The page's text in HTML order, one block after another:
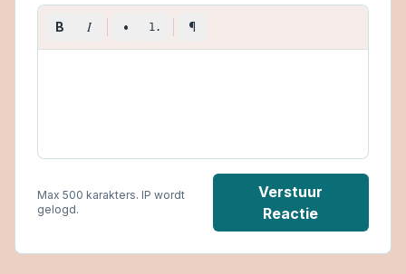
B I • 1. ¶
Max 500 karakters. IP wordt
gelogd.
Verstuur
Reactie